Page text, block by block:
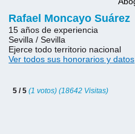
Rafael Moncayo Suárez
15 años de experiencia
Sevilla / Sevilla
Ejerce todo territorio nacional
Ver todos sus honorarios y datos
5 / 5(1 votos) (18642 Visitas)